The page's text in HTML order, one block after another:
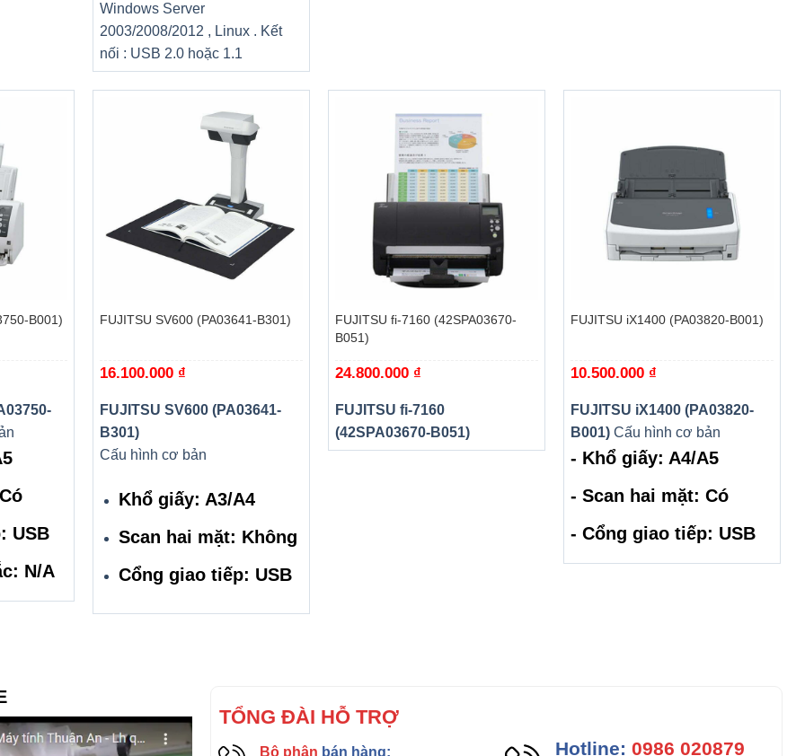
Windows Server
2003/2008/2012 , Linux . Kết
nối : USB 2.0 hoặc 1.1
B001)
USB
N/A
FUJITSU SV600 (PA03641-B301)
16.100.000 ₫
FUJITSU SV600 (PA03641-
B301)
Cấu hình cơ bản
Khổ giấy: A3/A4
Scan hai mặt: Không
Cổng giao tiếp: USB
FUJITSU fi-7160 (42SPA03670-
B051)
24.800.000 ₫
FUJITSU fi-7160
(42SPA03670-B051)
FUJITSU iX1400 (PA03820-B001)
10.500.000 ₫
FUJITSU iX1400 (PA03820-
B001)Cấu hình cơ bản
- Khổ giấy: A4/A5
- Scan hai mặt: Có
- Cổng giao tiếp: USB
TỔNG ĐÀI HỖ TRỢ
Bộ phận bán hàng: Hotline: 0986 020879